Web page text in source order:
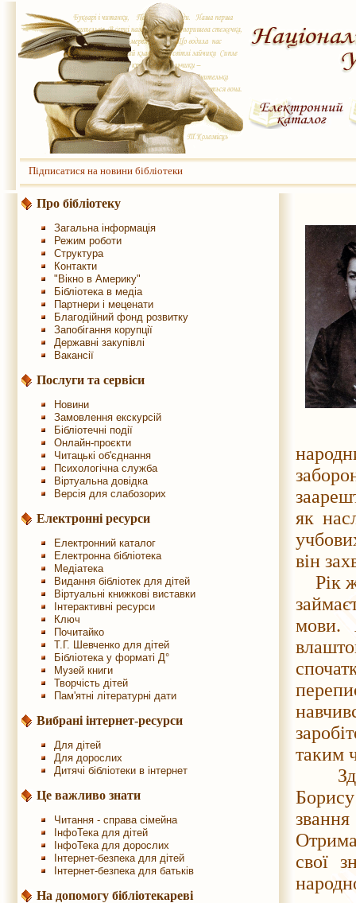
Підписатися на новини бібліотеки
Про бібліотеку
Загальна інформація
Режим роботи
Структура
Контакти
"Вікно в Америку"
Бібліотека в медіа
Партнери і меценати
Благодійний фонд розвитку
Запобігання корупції
Державні закупівлі
Вакансії
Послуги та сервіси
Новини
Замовлення екскурсій
Бібліотечні події
Онлайн-проєкти
Читацькі об'єднання
Психологічна служба
Віртуальна довідка
Версія для слабозорих
Електронні ресурси
Електронний каталог
Електронна бібліотека
Медіатека
Видання бібліотек для дітей
Віртуальні книжкові виставки
Інтерактивні ресурси
Ключ
Почитайко
Т.Г. Шевченко для дітей
Бібліотека у форматі Д°
Музей книги
Творчість дітей
Пам'ятні літературні дати
Вибрані інтернет-ресурси
Для дітей
Для дорослих
Дитячі бібліотеки в інтернет
Це важливо знати
Читання - справа сімейна
ІнфоТека для дітей
ІнфоТека для дорослих
Інтернет-безпека для дітей
Інтернет-безпека для батьків
На допомогу бібліотекареві
як
він
Рік
мови.
таким
звання
свої